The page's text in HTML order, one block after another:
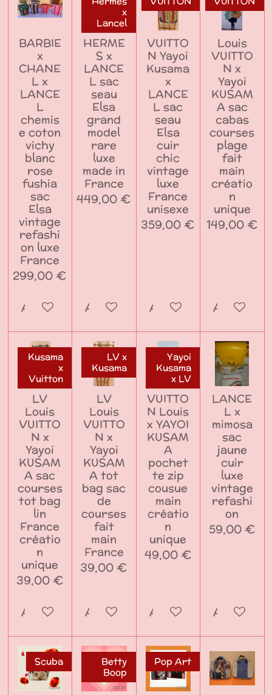
BARBIE
x
CHANE
L x
LANCE
L
chemis
e coton
vichy
blanc
rose
fushia
sac
Elsa
vintage
refashi
on luxe
France
299,00 €
Ajouter au panier
x
Lancel
HERME
S x
LANCE
L sac
seau
Elsa
grand
model
rare
luxe
made in
France
449,00 €
Ajouter au panier
VUITTO
N Yayoi
Kusama
x
LANCE
L sac
seau
Elsa
cuir
chic
vintage
luxe
France
unisexe
359,00 €
Ajouter au panier
Louis
VUITTO
N x
Yayoi
KUSAM
A sac
cabas
courses
plage
fait
main
créatio
n
unique
149,00 €
Ajouter
Kusama
x
Vuitton
LV
Louis
VUITTO
N x
Yayoi
KUSAM
A sac
courses
tot bag
lin
France
créatio
n
unique
39,00 €
Ajouter au panier
LV x
Kusama
LV
Louis
VUITTO
N x
Yayoi
KUSAM
A tot
bag sac
de
courses
fait
main
France
39,00 €
Ajouter au panier
Yayoi
Kusama
x LV
VUITTO
N Louis
x YAYOI
KUSAM
A
pochet
te zip
cousue
main
créatio
n
unique
49,00 €
Ajouter au panier
LANCE
L x
mimosa
sac
jaune
cuir
luxe
vintage
refashi
on
59,00 €
Ajouter
Scuba
Betty
Boop
Pop Art